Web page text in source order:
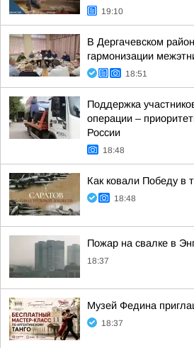
19:10
В Дергачевском
гармонизации
18:51
Поддержка
операции –
России
18:48
Как ковали Победу в
18:48
Пожар на свалке в
18:37
Музей Федина
18:37